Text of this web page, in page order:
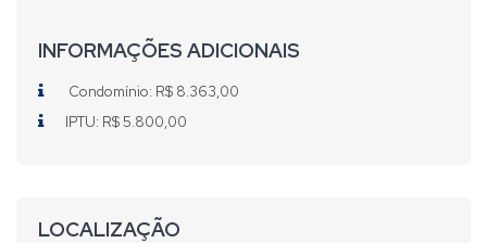
INFORMAÇÕES ADICIONAIS
Condomínio: R$ 8.363,00
IPTU: R$ 5.800,00
LOCALIZAÇÃO